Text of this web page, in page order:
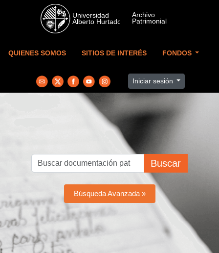
Skip to main content
QUIENES SOMOS SITIOS DE INTERÉS FONDOS
Iniciar sesión
Buscar
Búsqueda Avanzada »